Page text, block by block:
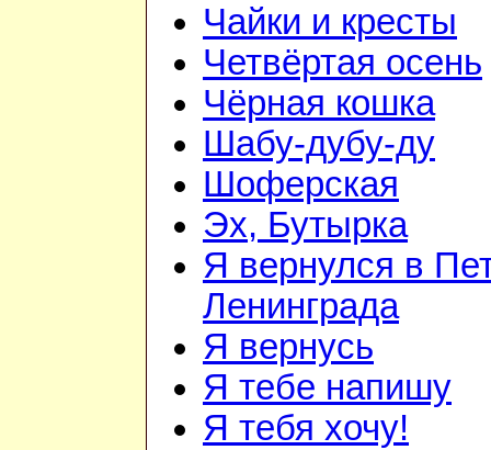
Чайки и кресты
Четвёртая осень
Чёрная кошка
Шабу-дубу-ду
Шоферская
Эх, Бутырка
Я вернулся в
Ленинграда
Я вернусь
Я тебе напишу
Я тебя хочу!